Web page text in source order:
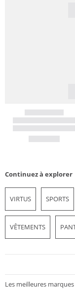
Continuez à explorer
VIRTUS SPORTS
VÊTEMENTS
Les meilleures marques